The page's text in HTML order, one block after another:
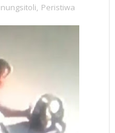
, Peristiwa